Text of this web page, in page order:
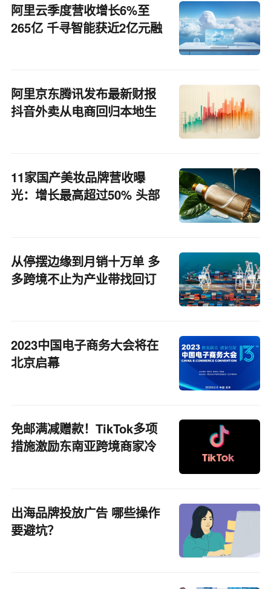
阿里云季度营收增长6%至
265亿 千寻智能获近2亿元融
阿里京东腾讯发布最新财报
抖音外卖从电商回归本地生
11家国产美妆品牌营收曝
光：增长最高超过50% 头部
从停摆边缘到月销十万单 多
多跨境不止为产业带找回订
2023中国电子商务大会将在
北京启幕
免邮满减赠款！TikTok多项
措施激励东南亚跨境商家冷
出海品牌投放广告 哪些操作
要避坑？